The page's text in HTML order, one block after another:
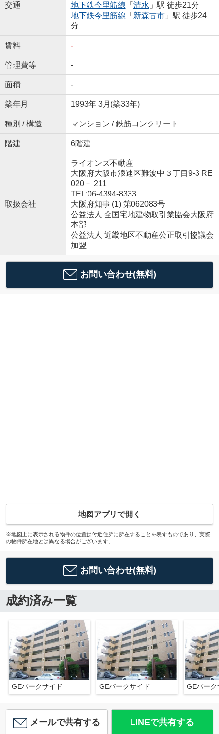
交通
地下鉄今里筋線 「 清水 」駅 徒歩21分
地下鉄今里筋線 「 新森古市」駅 徒歩24
分
賃料 -
管理費等 -
面積 -
築年月 1993年 3月(築33年)
種別 / 構造 マンション / 鉄筋コンクリート
階建 6階建
取扱会社
ライオンズ不動産
大阪府大阪市浪速区難波中３丁目9-3 RE
020－ 211
TEL:06-4394-8333
大阪府知事 (1) 第062083号
公益法人 全国宅地建物取引業協会大阪府
本部
公益法人 近畿地区不動産公正取引協議会
加盟
お問い合わせ(無料)
地図アプリで開く
※地図上に表示される物件の位置は付近住所に所在することを表すものであり、実際
の物件所在地とは異なる場合がございます。
お問い合わせ(無料)
成約済み一覧
GEパークサイド GEパークサイド GEパーク
メールで共有する LINEで共有する